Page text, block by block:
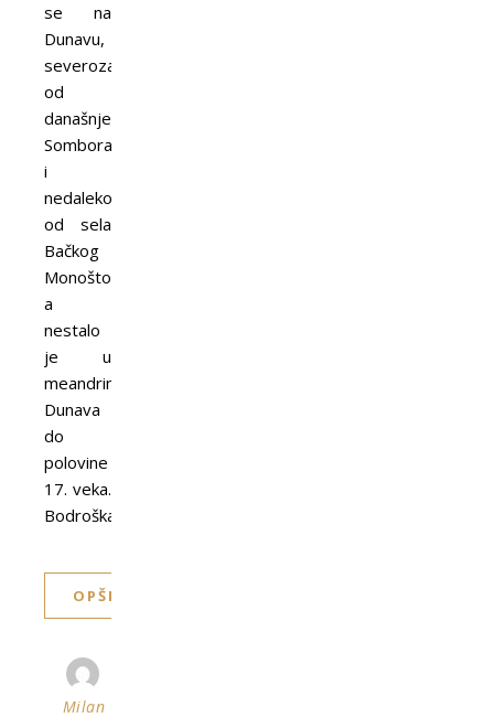
se na
Dunavu,
severozapadno
od
današnjeg
Sombora
i
nedaleko
od sela
Bačkog
Monoštora,
a
nestalo
je u
meandrima
Dunava
do
polovine
17. veka.
Bodroška…
OPŠIRNIJE
Milan